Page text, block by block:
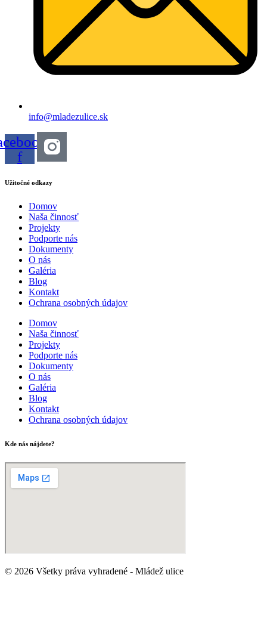
info@mladezulice.sk
f
Užitočné odkazy
Domov
Naša činnosť
Projekty
Podporte nás
Dokumenty
O nás
Galéria
Blog
Kontakt
Ochrana osobných údajov
Domov
Naša činnosť
Projekty
Podporte nás
Dokumenty
O nás
Galéria
Blog
Kontakt
Ochrana osobných údajov
Kde nás nájdete?
© 2026 Všetky práva vyhradené - Mládež ulice